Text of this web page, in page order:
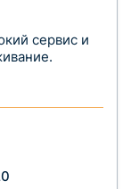
сервис и